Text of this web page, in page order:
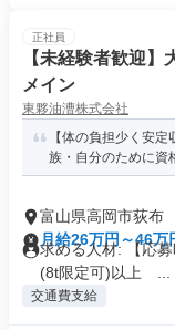
正社員
【未経験者歓迎
メイン
東夥油漕株式会社
【体の負担少く安
族・自分のために資
富山県高岡市荻布
月給26万円～46万
求める人材: 【応
(8t限定可)以上 ...
交通費支給